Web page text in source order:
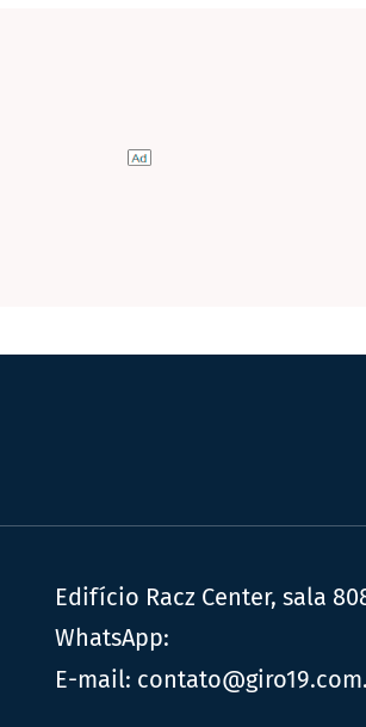
Edifício Racz Center, sala
WhatsApp:
E-mail: